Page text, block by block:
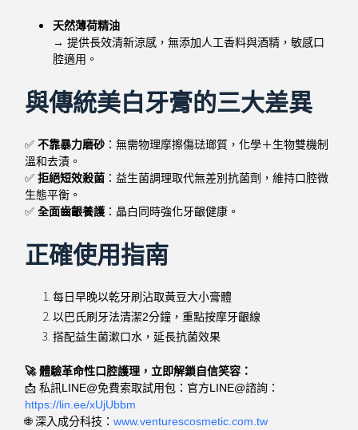
天然薄荷精油
→ 提供長效清新涼感，無添加人工香料與酒精，敏感口
腔適用。
與傳統美白牙膏的三大差異
✅不靠暴力磨砂 ：無需物理摩擦傷琺瑯質，化學＋生物雙機制
溫和去漬。
✅拒絕短效殺菌 ：益生菌調理取代無差別抗菌劑，維持口腔微
生態平衡。
✅全面齒齦養護 ：晶白同時強化牙齦健康。
正確使用指南
每日早晚以乾牙刷沾取黃豆大小膏體
以巴氏刷牙法清潔2分鐘，重點按摩牙齦線
搭配益生菌漱口水，延長抗菌效果
🚀 體驗革命性口腔護理，立即解鎖自信笑容：
📩 私訊LINE@免費索取試用包：官方LINE@諮詢：
https://lin.ee/xUjUbbm
🌐 深入成分科技：www.venturescosmetic.com.tw